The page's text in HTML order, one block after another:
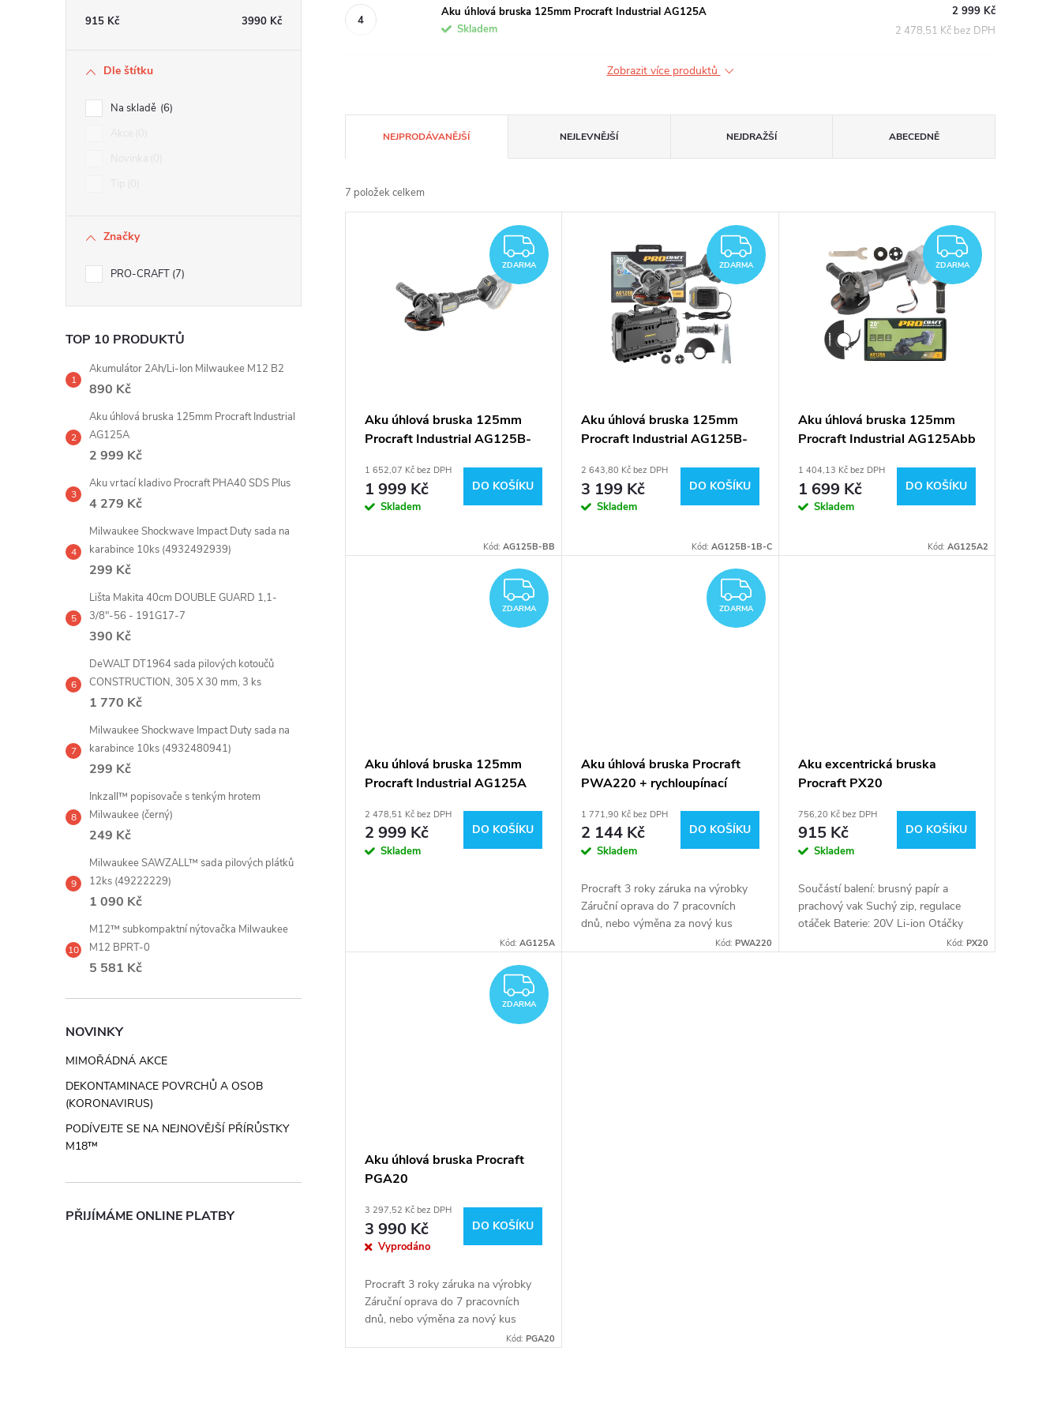
915 Kč 3990 Kč
Dle štítku
Na skladě 6
Značky
PRO-CRAFT 7
TOP 10 PRODUKTŮ
Akumulátor 2Ah/Li-Ion Milwaukee M12 B2
890 Kč
Aku úhlová bruska 125mm Procraft Industrial
AG125A
2 999 Kč
Aku vrtací kladivo Procraft PHA40 SDS Plus
4 279 Kč
Milwaukee Shockwave Impact Duty sada na
karabince 10ks (4932492939)
299 Kč
Lišta Makita 40cm DOUBLE GUARD 1,1-
3/8"-56 - 191G17-7
390 Kč
DeWALT DT1964 sada pilových kotoučů
CONSTRUCTION, 305 X 30 mm, 3 ks
1 770 Kč
Milwaukee Shockwave Impact Duty sada na
karabince 10ks (4932480941)
299 Kč
Inkzall™ popisovače s tenkým hrotem
Milwaukee (černý)
249 Kč
Milwaukee SAWZALL™ sada pilových plátků
12ks (49222229)
1 090 Kč
M12™ subkompaktní nýtovačka Milwaukee
M12 BPRT-0
5 581 Kč
NOVINKY
MIMOŘÁDNÁ AKCE
DEKONTAMINACE POVRCHŮ A OSOB
(KORONAVIRUS)
PODÍVEJTE SE NA NEJNOVĚJŠÍ PŘÍRŮSTKY
M18™
PŘIJÍMÁME ONLINE PLATBY
Aku úhlová bruska 125mm Procraft Industrial AG125A
Skladem
2 999 Kč
2 478,51 Kč bez DPH
Zobrazit více produktů
a
z
k
NEJPRODÁVANĚJŠÍ NEJLEVNĚJŠÍ NEJDRAŽŠÍ ABECEDNĚ
7 položek celkem
d
ZDARMA
ZDARMA
Aku úhlová bruska 125mm
Procraft Industrial AG125B-
1 652,07 Kč bez DPH
1 999 Kč
Skladem
DO KOŠÍKU
Kód:AG125B-BB
ZDARMA
ZDARMA
Aku úhlová bruska 125mm
Procraft Industrial AG125B-
2 643,80 Kč bez DPH
3 199 Kč
Skladem
DO KOŠÍKU
Kód: AG125B-1B-C
ZDARMA
Aku úhlová bruska 125mm
Procraft Industrial AG125Abb
1 404,13 Kč bez DPH
1 699 Kč
Skladem
DO KOŠÍKU
Kód: AG125A2
ZDARMA
ZDARMA
Aku úhlová bruska 125mm
Procraft Industrial AG125A
2 478,51 Kč bez DPH
2 999 Kč
Skladem
DO KOŠÍKU
Kód:AG125A
ZDARMA
ZDARMA
Aku úhlová bruska Procraft
PWA220 + rychloupínací
CD125x1.0b v kovovém boxu
1 771,90 Kč bez DPH
2 144 Kč
Skladem
DO KOŠÍKU
Procraft 3 roky záruka na výrobky
Záruční oprava do 7 pracovních
dnů, nebo výměna za nový kus
Kód: PWA220
Aku excentrická bruska
Procraft PX20
756,20 Kč bez DPH
915 Kč
Skladem
DO KOŠÍKU
Součástí balení: brusný papír a
prachový vak Suchý zip, regulace
otáček Baterie: 20V Li-ion Otáčky
(min.-1) 11000 Průměr brusného
Kód: PX20
ZDARMA
ZDARMA
Aku úhlová bruska Procraft
PGA20
3 297,52 Kč bez DPH
3 990 Kč
Vyprodáno
DO KOŠÍKU
Procraft 3 roky záruka na výrobky
Záruční oprava do 7 pracovních
dnů, nebo výměna za nový kus
Kód:PGA20